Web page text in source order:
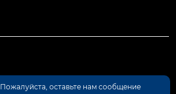
Пожалуйста, оставьте нам сообщение